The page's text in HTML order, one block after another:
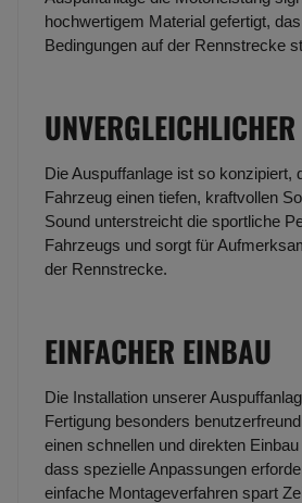
hochwertigem Material gefertigt,
Bedingungen auf der Rennstrecke
Die Auspuffanlage ist so konzipiert,
Fahrzeug einen tiefen, kraftvollen
Sound unterstreicht die sportliche
Fahrzeugs und sorgt für
der Rennstrecke.
EINFACHER EINBAU
Die Installation unserer
Fertigung besonders
einen schnellen und direkten
dass spezielle Anpassungen
einfache Montageverfahren spart